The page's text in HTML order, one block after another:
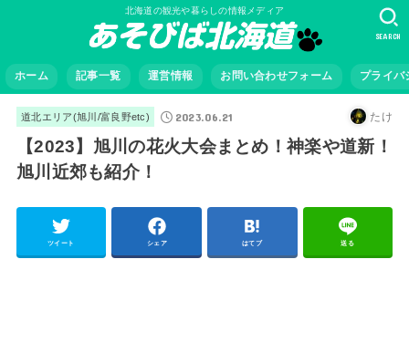
北海道の観光や暮らしの情報メディア
ホーム 記事一覧 運営情報 お問い合わせフォーム プライバ
SEARCH
道北エリア(旭川/富良野etc) 2023.06.21 たけ
【2023】旭川の花火大会まとめ！神楽や道新！
旭川近郊も紹介！
ツイート シェア はてブ 送る